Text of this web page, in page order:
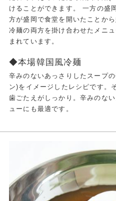
けることができます。 一方の盛
方が盛岡で食堂を開いたことか
冷麺の両方を掛け合わせたメニ
まれています。
◆本場韓国風冷麺
辛みのないあっさりしたスープ
ン)をイメージしたレシピです。
歯ごたえがしっかり。辛みのな
ューにも最適です。